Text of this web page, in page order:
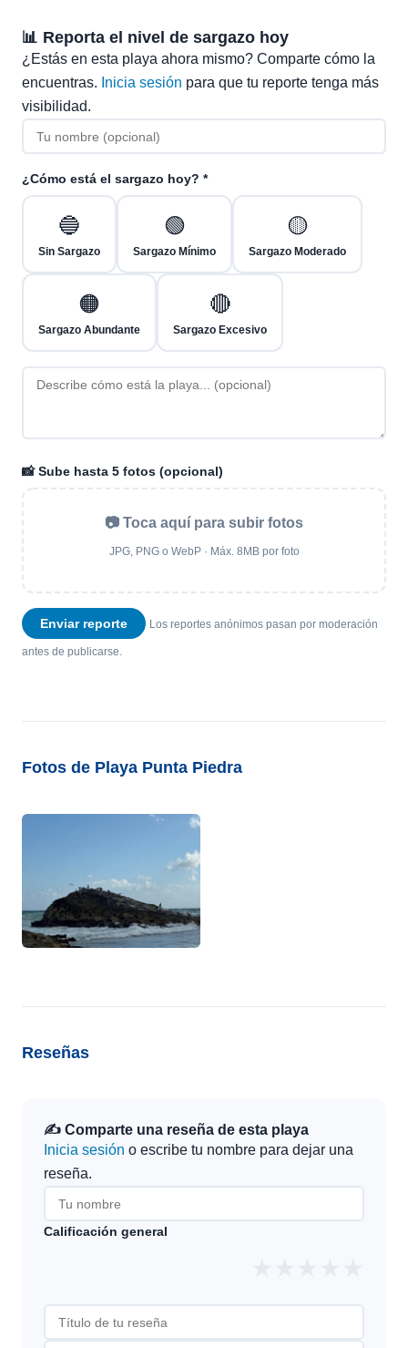
📊 Reporta el nivel de sargazo hoy
¿Estás en esta playa ahora mismo? Comparte cómo la
encuentras. Inicia sesión para que tu reporte tenga más
visibilidad.
¿Cómo está el sargazo hoy? *
🔵
Sin Sargazo
🟢
Sargazo Mínimo
🟡
Sargazo Moderado
🟠
Sargazo Abundante
🔴
Sargazo Excesivo
📸 Sube hasta 5 fotos (opcional)
📷 Toca aquí para subir fotos
JPG, PNG o WebP · Máx. 8MB por foto
Enviar reporte Los reportes anónimos pasan por moderación
antes de publicarse.
Fotos de Playa Punta Piedra
Reseñas
✍️ Comparte una reseña de esta playa
Inicia sesión o escribe tu nombre para dejar una
reseña.
Calificación general